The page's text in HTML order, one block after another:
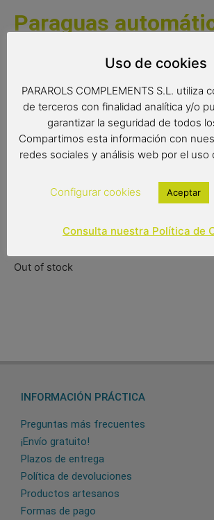
Paraguas
amantes de los animales . Un paraguas
resistente ideal para regalar y sorprender.
Complemento de moda
Color del producto: negro
Diámetro: 94 cm
Tipo de apertura: automática
23,00€
Out of stock
INFORMACIÓN PRÁCTICA
Preguntas más frecuentes
¡Envío gratuito!
Plazos de entrega
Política de devoluciones
Productos artesanos
Formas de pago
Uso de cookies
PARAROLS COMPLEMENTS S.L. utiliza
de terceros con finalidad analítica y/o
garantizar la seguridad de todos
Compartimos esta información con
redes sociales y análisis web por el uso
Configurar cookies Aceptar
Consulta nuestra Política de